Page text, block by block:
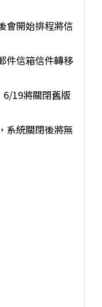
會開始排程將信
件信箱信件轉移
6/19將關閉舊版
系統關閉後將無